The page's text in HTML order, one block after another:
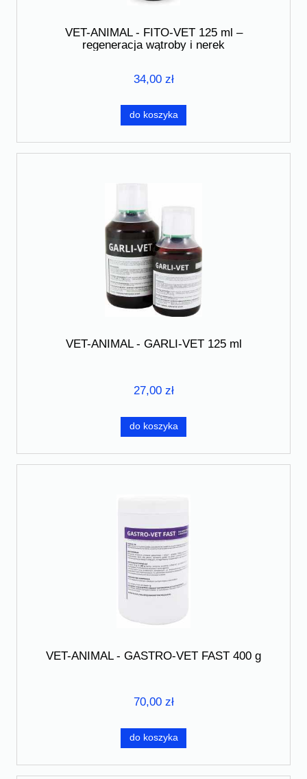
VET-ANIMAL - FITO-VET 125 ml –
regeneracja wątroby i nerek
34,00 zł
do koszyka
VET-ANIMAL - GARLI-VET 125 ml
27,00 zł
do koszyka
VET-ANIMAL - GASTRO-VET FAST 400 g
70,00 zł
do koszyka